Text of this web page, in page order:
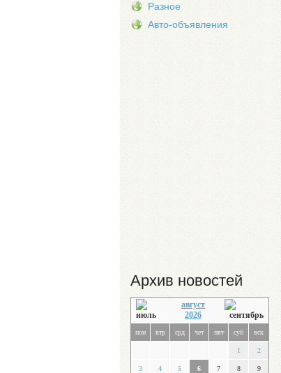
Разное
Авто-объявления
Архив новостей
август
2026
пон втр срд чет пят суб вск
1 2
3 4 5 6 7 8 9